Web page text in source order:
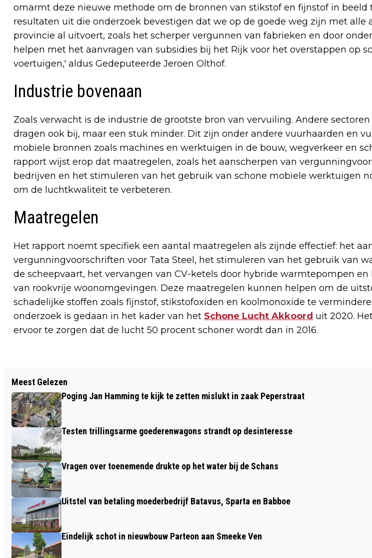
omarmt deze nieuwe methode om de bronnen van stikstof en fijnstof in beeld
resultaten uit die onderzoek bevestigen dat we op de goede weg zijn met alle
provincie al uitvoert, zoals het scherper vergunnen van fabrieken en door
helpen met het aanvragen van subsidies bij het Rijk voor het overstappen op
voertuigen,' aldus Gedeputeerde Jeroen Olthof.
Industrie bovenaan
Zoals verwacht is de industrie de grootste bron van vervuiling. Andere
dragen ook bij, maar een stuk minder. Dit zijn onder andere vuurhaarden en
mobiele bronnen zoals machines en werktuigen in de bouw, wegverkeer en
rapport wijst erop dat maatregelen, zoals het aanscherpen van
bedrijven en het stimuleren van het gebruik van schone mobiele werktuigen
om de luchtkwaliteit te verbeteren.
Maatregelen
Het rapport noemt specifiek een aantal maatregelen als zijnde effectief: het
vergunningvoorschriften voor Tata Steel, het stimuleren van het gebruik van
de scheepvaart, het vervangen van CV-ketels door hybride warmtepompen en
van rookvrije woonomgevingen. Deze maatregelen kunnen helpen om de
schadelijke stoffen zoals fijnstof, stikstofoxiden en koolmonoxide te
onderzoek is gedaan in het kader van het Schone Lucht Akkoord uit 2020.
ervoor te zorgen dat de lucht 50 procent schoner wordt dan in 2016.
TREIN VOLGEND JAAR STUK DUURDER;
MOGELIJK OV-KORTINGSPAS VOOR
MINIMA
UUR ENKELE UREN DICHT
Meest Gelezen
Poging Jan Hamming te kijk te zetten mislukt in zaak Peperstraat
Testen trillingsarme goederenwagons strandt op desinteresse
Vragen over toenemende drukte op het water bij de Schans
Uitstel van betaling moederbedrijf Batavus, Sparta en Babboe
Eindelijk schot in nieuwbouw Parteon aan Smeeke Ven